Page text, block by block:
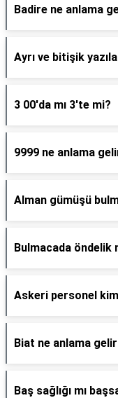
Badire ne anlama
Ayrı ve bitişik
3 00'da mı 3'te mi?
9999 ne anlama
Alman gümüşü
Bulmacada öndelik
Askeri personel
Biat ne anlama
Baş sağlığı mı